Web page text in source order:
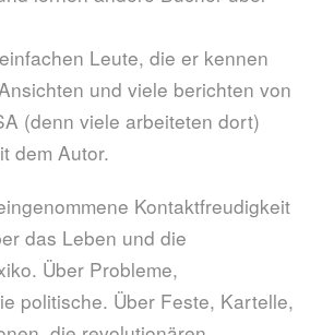
Leute, die er kennen
und viele berichten von
(denn viele arbeiteten dort)
dem Autor.
Kontaktfreudigkeit
das Leben und die
Über Probleme,
politische. Über Feste, Kartelle,